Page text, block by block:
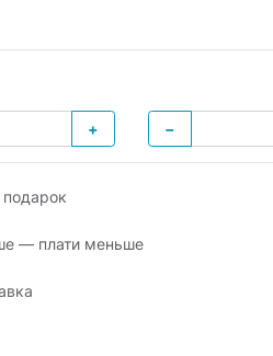
+
−
— плати меньше